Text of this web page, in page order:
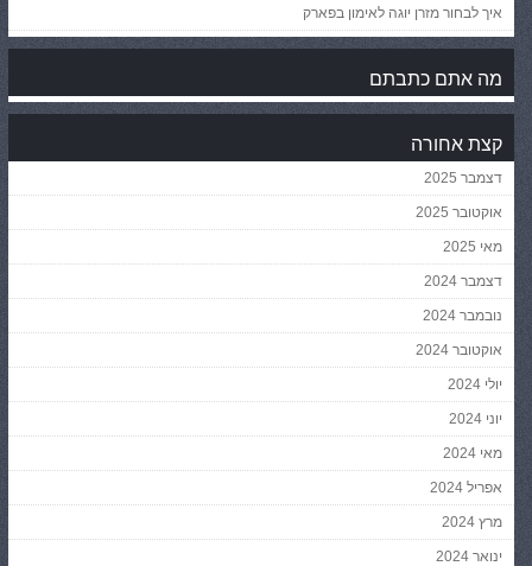
איך לבחור מזרן יוגה לאימון בפארק
מה אתם כתבתם
קצת אחורה
דצמבר 2025
אוקטובר 2025
מאי 2025
דצמבר 2024
נובמבר 2024
אוקטובר 2024
יולי 2024
יוני 2024
מאי 2024
אפריל 2024
מרץ 2024
ינואר 2024